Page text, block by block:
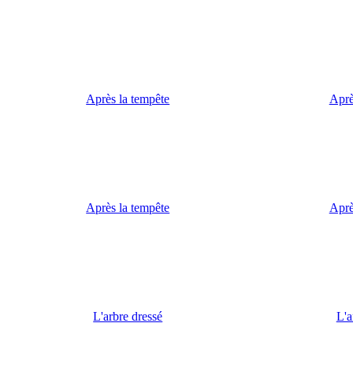
Après la tempête
Après la tempête
L'arbre dressé